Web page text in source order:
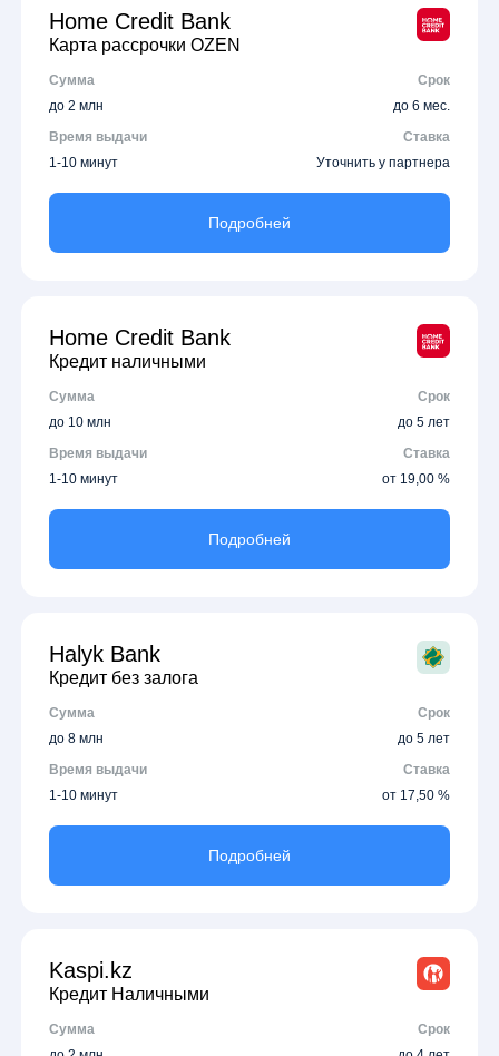
Home Credit Bank
Карта рассрочки OZEN
Сумма
Срок
до 2 млн
до 6 мес.
Время выдачи
Ставка
1-10 минут
Уточнить у партнера
Подробней
Home Credit Bank
Кредит наличными
Сумма
Срок
до 10 млн
до 5 лет
Время выдачи
Ставка
1-10 минут
от 19,00 %
Подробней
Halyk Bank
Кредит без залога
Сумма
Срок
до 8 млн
до 5 лет
Время выдачи
Ставка
1-10 минут
от 17,50 %
Подробней
Kaspi.kz
Кредит Наличными
Сумма
Срок